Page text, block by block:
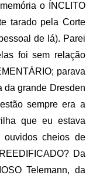
o ÍNCLITO
tarado pela Corte
de lá). Parei
foi sem relação
parava
da grande Dresden
sempre era a
que eu estava
ouvidos cheios de
Da
Telemann, da